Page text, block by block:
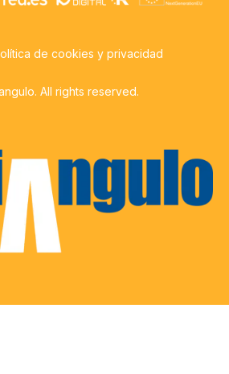
de cookies y privacidad
All rights reserved.